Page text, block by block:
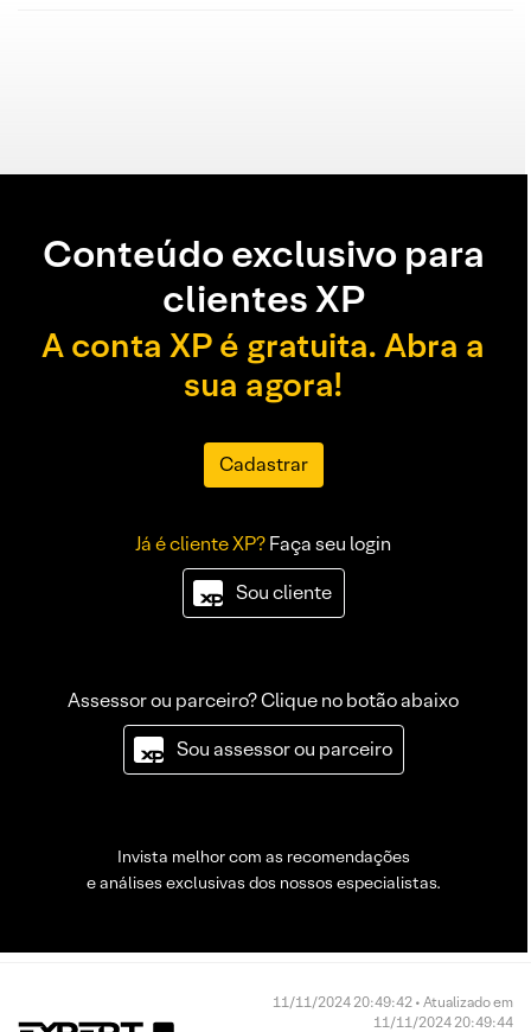
Conteúdo exclusivo para
clientes XP
A conta XP é gratuita. Abra a
sua agora!
Cadastrar
Já é cliente XP?Faça seu login
Sou cliente
Assessor ou parceiro? Clique no botão abaixo
Sou assessor ou parceiro
Invista melhor com as recomendações
e análises exclusivas dos nossos especialistas.
11/11/2024 20:49:42 • Atualizado em
11/11/2024 20:49:44